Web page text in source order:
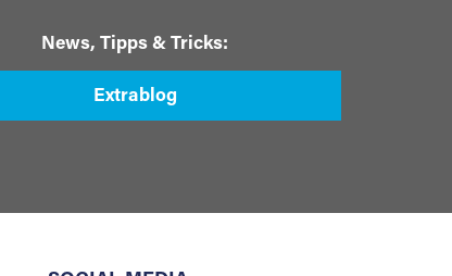
News, Tipps & Tricks:
Extrablog